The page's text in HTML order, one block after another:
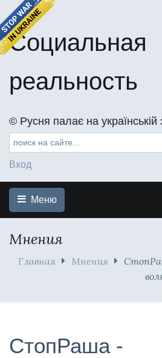
Социальная
реальность
©️ Русня палає на українській
Вход
Меню
Мнения
Главная Мнения
СтопРаша -